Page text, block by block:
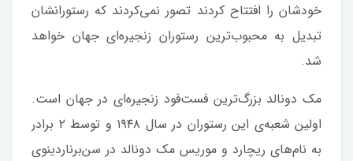
خودشان را افتتاح کردند تصور نمی‌کردند که رستورانشان
تبدیل به محبوب‌ترین رستوران زنجیره‌ای جهان خواهد
شد.
مک دونالد بزرگ‌ترین فست‌فود زنجیره‌ای در جهان است.
اولین شعبه‌ی این رستوران در سال ۱۹۴۸ و توسط ۲ برادر
به نام‌های ریچارد و موریس مک دونالد در سن‌برناردینوی